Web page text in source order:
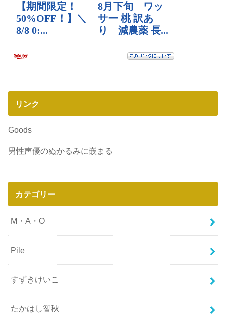
リンク
Goods
男性声優のぬかるみに嵌まる
カテゴリー
M・A・O
Pile
すずきけいこ
たかはし智秋